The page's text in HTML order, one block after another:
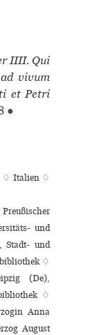
IIII. Qui
vivum
et Petri
●
♢Italien ♢
und
Stadt- und
♢
(De),
♢
Anna
August